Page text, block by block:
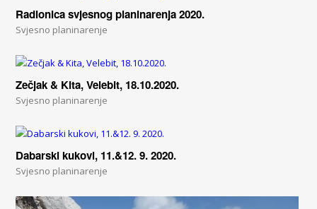
Radionica svjesnog planinarenja 2020.
Svjesno planinarenje
Zečjak & Kita, Velebit, 18.10.2020.
Svjesno planinarenje
Dabarski kukovi, 11.&12. 9. 2020.
Svjesno planinarenje